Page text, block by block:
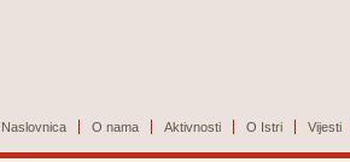
Naslovnica O nama Aktivnosti O Istri Vijesti